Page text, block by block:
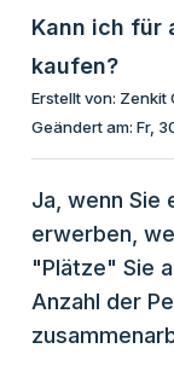
Kann ich für
kaufen?
Erstellt von: Zenkit
Geändert am: Fr,
Ja, wenn Sie
erwerben,
"Plätze" Sie
Anzahl der